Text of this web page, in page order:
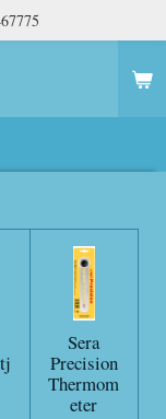
Sera
Precision
Thermom
eter